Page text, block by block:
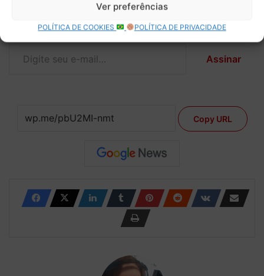
Ver preferências
POLÍTICA DE COOKIES POLÍTICA DE PRIVACIDADE
Assine para receber nossas notícias mais recentes por e-
Digite seu e-mail…
Assinar
Copy URL